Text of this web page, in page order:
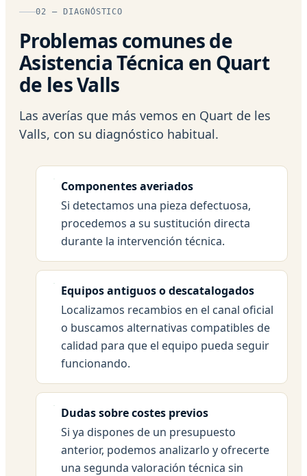
02 — DIAGNÓSTICO
Problemas comunes de
Asistencia Técnica en Quart
de les Valls
Las averías que más vemos en Quart de les
Valls, con su diagnóstico habitual.
Componentes averiados
Si detectamos una pieza defectuosa,
procedemos a su sustitución directa
durante la intervención técnica.
Equipos antiguos o descatalogados
Localizamos recambios en el canal oficial
o buscamos alternativas compatibles de
calidad para que el equipo pueda seguir
funcionando.
Dudas sobre costes previos
Si ya dispones de un presupuesto
anterior, podemos analizarlo y ofrecerte
una segunda valoración técnica sin